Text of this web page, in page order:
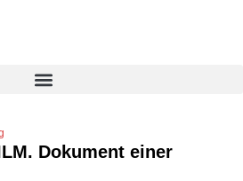
Dokument einer